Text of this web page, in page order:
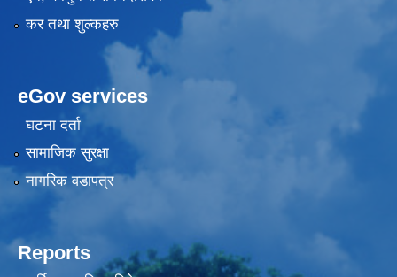
कर तथा शुल्कहरु
eGov services
घटना दर्ता
सामाजिक सुरक्षा
नागरिक वडापत्र
Reports